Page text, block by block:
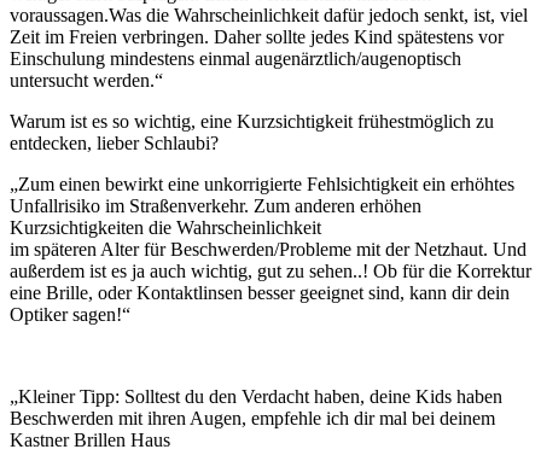
voraussagen.Was die Wahrscheinlichkeit dafür jedoch senkt, ist, viel
Zeit im Freien verbringen. Daher sollte jedes Kind spätestens vor
Einschulung mindestens einmal augenärztlich/augenoptisch
untersucht werden.“
Warum ist es so wichtig, eine Kurzsichtigkeit frühestmöglich zu
entdecken, lieber Schlaubi?
„Zum einen bewirkt eine unkorrigierte Fehlsichtigkeit ein erhöhtes
Unfallrisiko im Straßenverkehr. Zum anderen erhöhen
Kurzsichtigkeiten die Wahrscheinlichkeit
im späteren Alter für Beschwerden/Probleme mit der Netzhaut. Und
außerdem ist es ja auch wichtig, gut zu sehen..! Ob für die Korrektur
eine Brille, oder Kontaktlinsen besser geeignet sind, kann dir dein
Optiker sagen!“
„Kleiner Tipp: Solltest du den Verdacht haben, deine Kids haben
Beschwerden mit ihren Augen, empfehle ich dir mal bei deinem
Kastner Brillen Haus